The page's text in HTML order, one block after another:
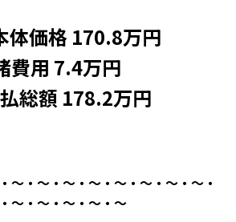
体価格 170.8万円
費用 7.4万円
総額 178.2万円
～・～・～・～・～・～・～・～・
～・～・～・～・～